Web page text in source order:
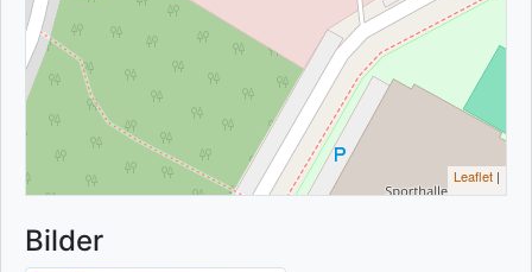
Leaflet |
Bilder